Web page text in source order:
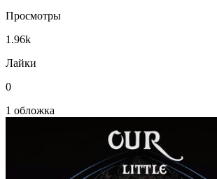
Просмотры
1.96k
Лайки
0
1 обложка